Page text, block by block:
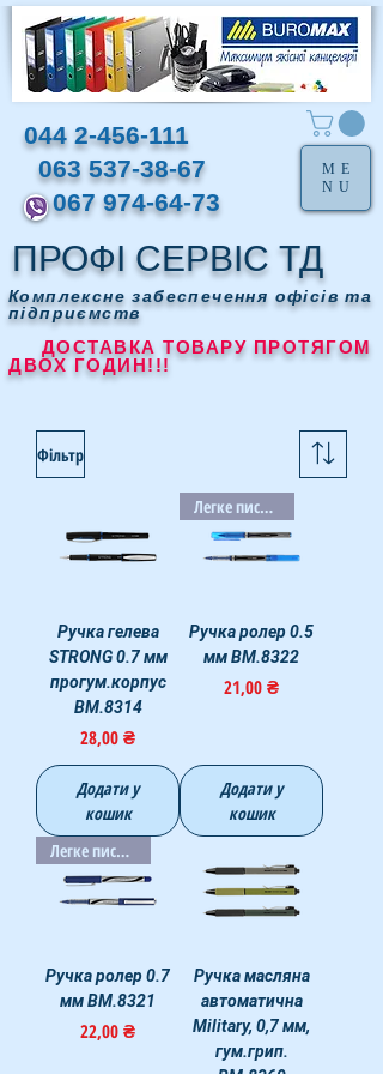
ПРОФІ СЕРВІС ТД
Комплексне забеспечення офісів та
підприємств
ДОСТАВКА ТОВАРУ ПРОТЯГОМ
ДВОХ ГОДИН!!!
044 2-456-111
063 537-38-67
067 974-64-73
ME
NU
Фільтр
Ручка гелева
STRONG 0.7 мм
прогум.корпус
ВМ.8314
Ціна
28,00 ₴
Додати у
кошик
Легке письмо
Ручка ролер 0.5
мм ВМ.8322
Ціна
21,00 ₴
Додати у
кошик
Легке письмо
Ручка ролер 0.7
мм ВМ.8321
Ціна
22,00 ₴
Ручка масляна
автоматична
Military, 0,7 мм,
гум.грип.